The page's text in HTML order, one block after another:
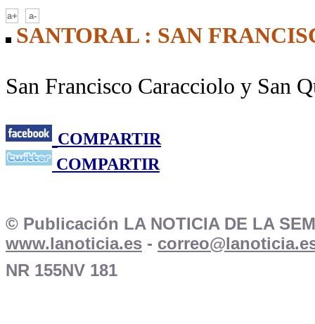
a+ a-
SANTORAL : SAN
San Francisco Caracciolo y San
COMPARTIR
COMPARTIR
© Publicación LA NOTICIA DE LA
www.lanoticia.es -
NR 155NV 181